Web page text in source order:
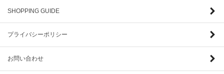
SHOPPING GUIDE
プライバシーポリシー
お問い合わせ